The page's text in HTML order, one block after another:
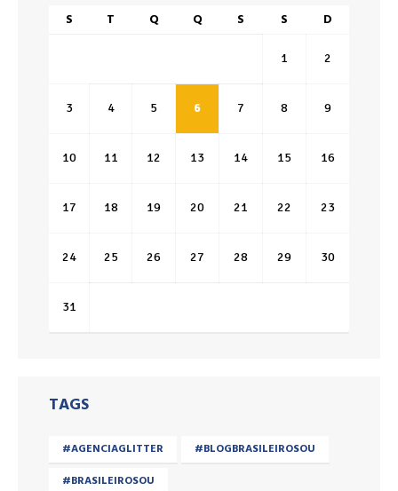
S T Q Q S S D
1 2
3 4 5 6 7 8 9
10 11 12 13 14 15 16
17 18 19 20 21 22 23
24 25 26 27 28 29 30
31
TAGS
#AGENCIAGLITTER
#BLOGBRASILEIROSOU
#BRASILEIROSOU